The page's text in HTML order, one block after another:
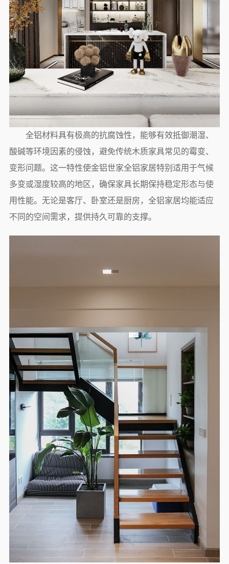
全铝材料具有极高的抗腐蚀性，能够有效抵御潮湿、
酸碱等环境因素的侵蚀，避免传统木质家具常见的霉变、
变形问题。这一特性使金铝世家全铝家居特别适用于气候
多变或湿度较高的地区，确保家具长期保持稳定形态与使
用性能。无论是客厅、卧室还是厨房，全铝家居均能适应
不同的空间需求，提供持久可靠的支撑。